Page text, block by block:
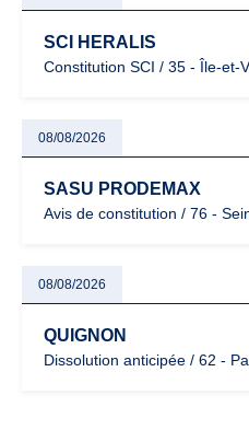
SCI HERALIS
Constitution SCI / 35 - Île-et-
08/08/2026
SASU PRODEMAX
Avis de constitution / 76 -
08/08/2026
QUIGNON
Dissolution anticipée / 62 -